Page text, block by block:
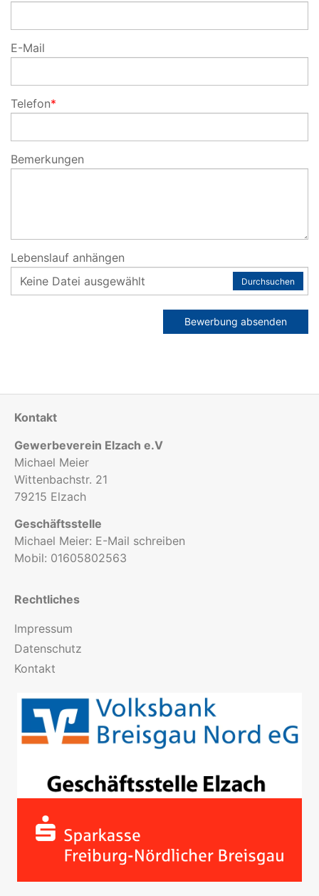
E-Mail
Telefon*
Bemerkungen
Lebenslauf anhängen
Keine Datei ausgewählt
Durchsuchen
Bewerbung absenden
Kontakt
Gewerbeverein Elzach e.V
Michael Meier
Wittenbachstr. 21
79215 Elzach
Geschäftsstelle
Michael Meier: E-Mail schreiben
Mobil: 01605802563
Rechtliches
Impressum
Datenschutz
Kontakt